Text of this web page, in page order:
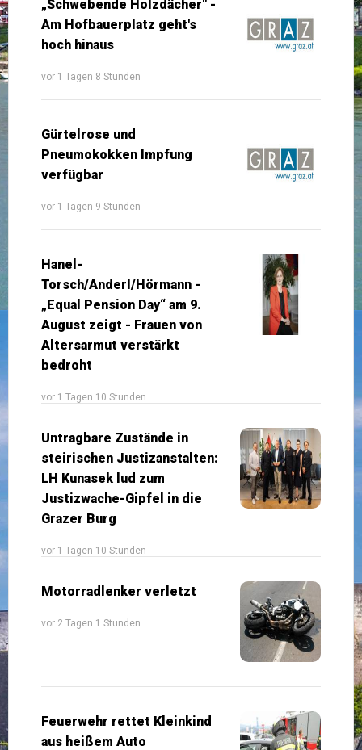
„Schwebende Holzdächer" -
Am Hofbauerplatz geht's
hoch hinaus
vor 1 Tagen 8 Stunden
Gürtelrose und
Pneumokokken Impfung
verfügbar
vor 1 Tagen 9 Stunden
Hanel-
Torsch/Anderl/Hörmann -
„Equal Pension Day“ am 9.
August zeigt - Frauen von
Altersarmut verstärkt
bedroht
vor 1 Tagen 10 Stunden
Untragbare Zustände in
steirischen Justizanstalten:
LH Kunasek lud zum
Justizwache-Gipfel in die
Grazer Burg
vor 1 Tagen 10 Stunden
Motorradlenker verletzt
vor 2 Tagen 1 Stunden
Feuerwehr rettet Kleinkind
aus heißem Auto